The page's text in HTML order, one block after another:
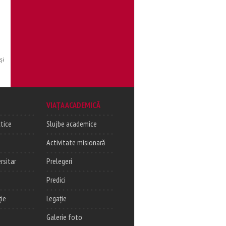
VIAȚA ACADEMICĂ
Slujbe academice
Activitate misionară
Prelegeri
Predici
Legație
Galerie foto